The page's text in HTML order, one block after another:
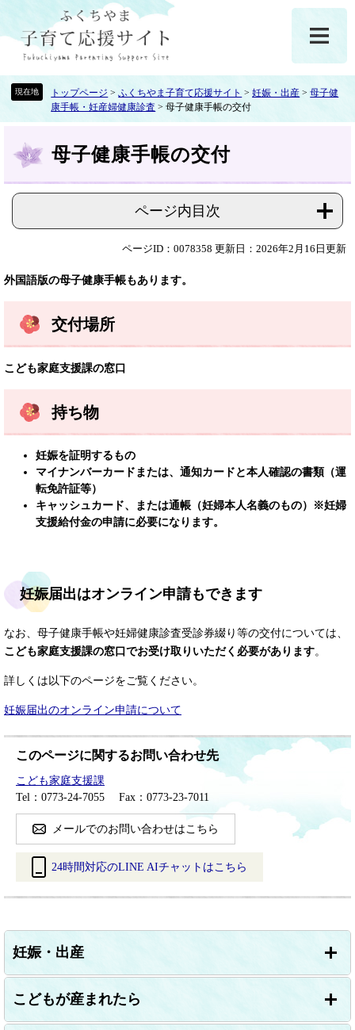
先
す
を
し
トップページ >ふくちやま子育て応援サイト >妊娠・出産 >母子健
康手帳・妊産婦健康診査 >母子健康手帳の交付
文
母子健康手帳の交付
ページ内目次
ページID：0078358 更新日：2026年2月16日更新
外国語版の母子健康手帳もあります。
交付場所
こども家庭支援課の窓口
持ち物
妊娠を証明するもの
マイナンバーカードまたは、通知カードと本人確認の書類（運
転免許証等）
キャッシュカード、または通帳（妊婦本人名義のもの）※妊婦
支援給付金の申請に必要になります。
妊娠届出はオンライン申請もできます
なお、母子健康手帳や妊婦健康診査受診券綴り等の交付については、
こども家庭支援課​の窓口でお受け取りいただく必要があります。
詳しくは以下のページをご覧ください。
妊娠届出のオンライン申請について
このページに関するお問い合わせ先
こども家庭支援課
Tel：0773-24-7055
Fax：0773-23-7011
メールでのお問い合わせはこちら
24時間対応のLINE AIチャットはこちら
ン
ク
妊娠・出産
こどもが産まれたら